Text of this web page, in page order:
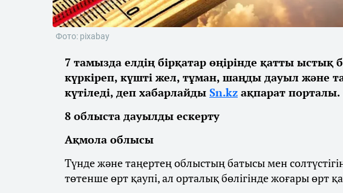
Фото: pixabay
7 тамызда елдің бірқатар өңірінде қатты ыстық
күркіреп, күшті жел, тұман, шаңды дауыл және
күтіледі, деп хабарлайды Sn.kz ақпарат порталы.
8 облыста дауылды ескерту
Ақмола облысы
Түнде және таңертең облыстың батысы мен
төтенше өрт қаупі, ал орталық бөлігінде жоғары өрт